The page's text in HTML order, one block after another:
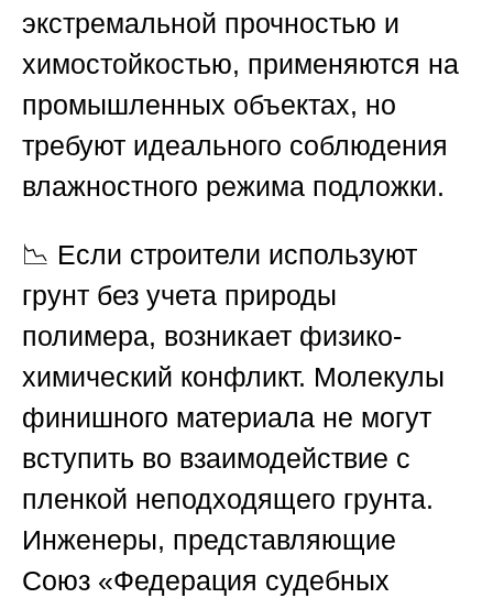
экстремальной прочностью и
химостойкостью, применяются на
промышленных объектах, но
требуют идеального соблюдения
влажностного режима подложки.
📉 Если строители используют
грунт без учета природы
полимера, возникает физико-
химический конфликт. Молекулы
финишного материала не могут
вступить во взаимодействие с
пленкой неподходящего грунта.
Инженеры, представляющие
Союз «Федерация судебных